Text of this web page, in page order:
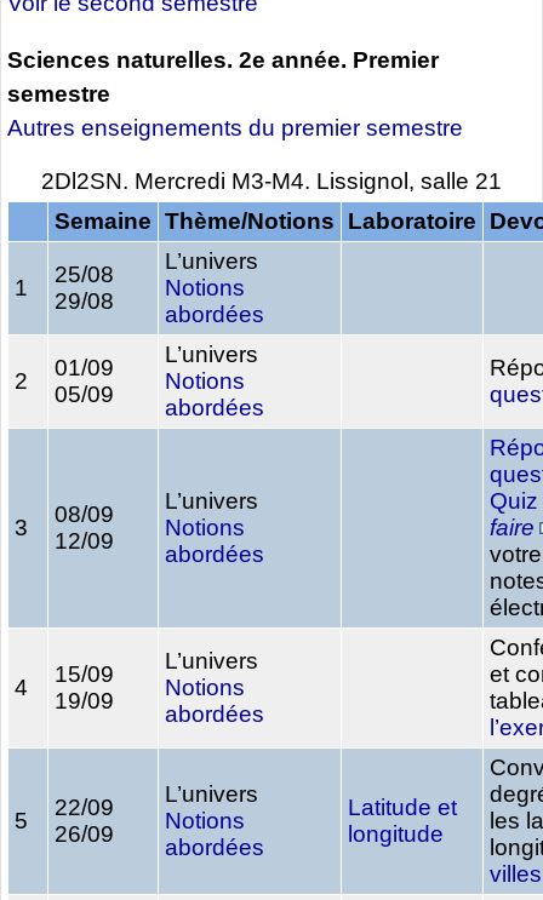
Sciences naturelles. 2e année. Premier
semestre
Autres enseignements du premier semestre
2Dl2SN. Mercredi M3-M4. Lissignol, salle 21
Semaine Thème/Notions Laboratoire
1
25/08
29/08
L’univers
Notions
abordées
2
01/09
05/09
L’univers
Notions
abordées
3
08/09
12/09
L’univers
Notions
abordées
Quiz
faire
4
15/09
19/09
L’univers
Notions
abordées
et
5
22/09
26/09
L’univers
Notions
abordées
Latitude et
longitude
les